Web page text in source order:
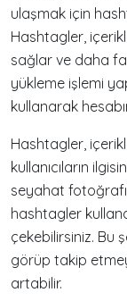
ulaşmak için
Hashtagler,
sağlar ve daha
yükleme işlemi
kullanarak
Hashtagler,
kullanıcıların
seyahat
hashtagler
çekebilirsiniz. Bu
görüp takip
artabilir.